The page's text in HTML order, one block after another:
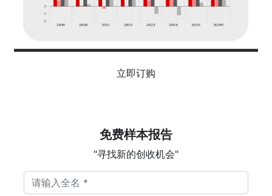
立即订购
免费样本报告
"寻找新的创收机会"